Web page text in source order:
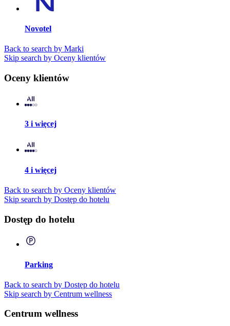
Novotel
Back to search by Marki
Skip search by Oceny klientów
Oceny klientów
3 i więcej
4 i więcej
Back to search by Oceny klientów
Skip search by Dostęp do hotelu
Dostęp do hotelu
Parking
Back to search by Dostęp do hotelu
Skip search by Centrum wellness
Centrum wellness